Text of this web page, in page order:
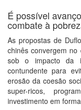
É possível
combate à
As propostas de
chinês convergem no
sob o impacto da
contundente para
erosão da coesão
super-ricos,
investimento em